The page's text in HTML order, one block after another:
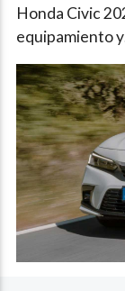
Honda Civic
equipamiento